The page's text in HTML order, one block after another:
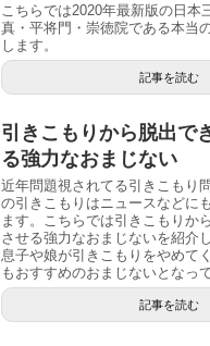
こちらでは2020年最新版の日本
真・平将門・崇徳院である本当
します。
記事を読む
引きこもりから脱出で
る強力なおまじない
近年問題視されてる引きこもり
の引きこもりはニュースなどに
ます。こちらでは引きこもりか
させる強力なおまじないを紹介
息子や娘が引きこもりをやめて
もおすすめのおまじないとなっ
記事を読む